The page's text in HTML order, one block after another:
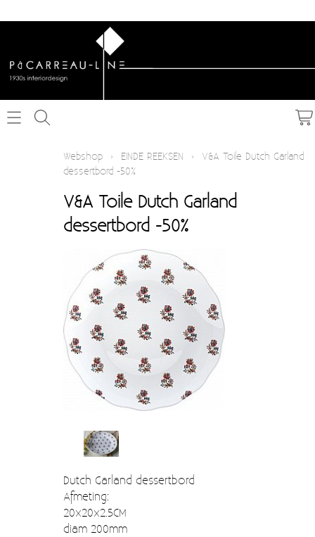
Schakelmateriaal inbouw
Textielkabel
Deur- en raambeslag
Kapstokken & Haken
Bellen en belknoppen
Voorraadbakjes
Badkamer
Keuken accessoires
Verzendkosten
Webshop › EINDE REEKSEN ›
V&A Toile Dutch Garland
dessertbord -50%
V&A Toile Dutch Garland
dessertbord -50%
Dutch Garland dessertbord
Afmeting:
20x20x2.5CM
diam 200mm